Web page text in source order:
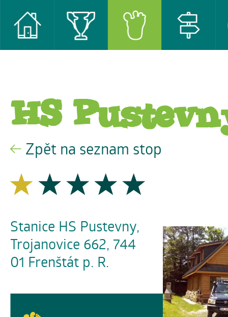
HS
Zpět na seznam stop
Stanice HS Pustevny,
Trojanovice 662, 744
01 Frenštát p. R.